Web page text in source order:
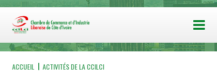
ACCUEIL ACTIVITÉS DE LA CCILCI